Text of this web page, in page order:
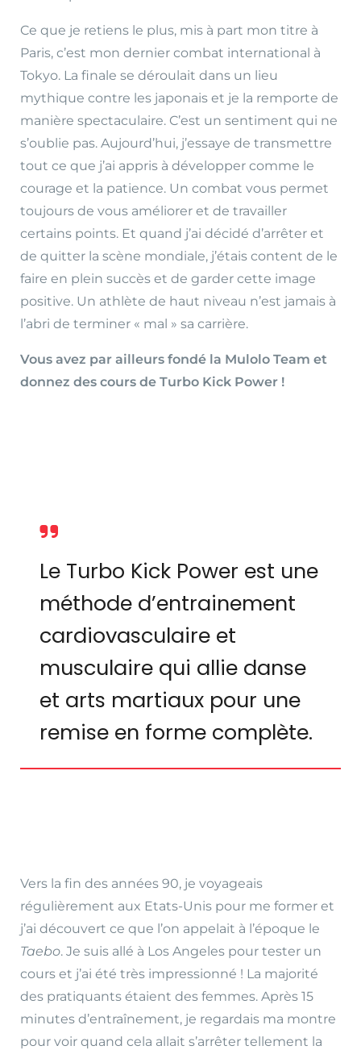
Ce que je retiens le plus, mis à part mon titre à
Paris, c’est mon dernier combat international à
Tokyo. La finale se déroulait dans un lieu
mythique contre les japonais et je la remporte de
manière spectaculaire. C’est un sentiment qui ne
s’oublie pas. Aujourd’hui, j’essaye de transmettre
tout ce que j’ai appris à développer comme le
courage et la patience. Un combat vous permet
toujours de vous améliorer et de travailler
certains points. Et quand j’ai décidé d’arrêter et
de quitter la scène mondiale, j’étais content de le
faire en plein succès et de garder cette image
positive. Un athlète de haut niveau n’est jamais à
l’abri de terminer « mal » sa carrière.
Vous avez par ailleurs fondé la Mulolo Team et
donnez des cours de Turbo Kick Power !
Le Turbo Kick Power est une
méthode d’entrainement
cardiovasculaire et
musculaire qui allie danse
et arts martiaux pour une
remise en forme complète.
Vers la fin des années 90, je voyageais
régulièrement aux Etats-Unis pour me former et
j’ai découvert ce que l’on appelait à l’époque le
Taebo. Je suis allé à Los Angeles pour tester un
cours et j’ai été très impressionné ! La majorité
des pratiquants étaient des femmes. Après 15
minutes d’entraînement, je regardais ma montre
pour voir quand cela allait s’arrêter tellement la